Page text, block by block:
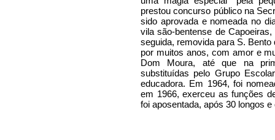
prestou concurso público na
sido aprovada e nomeada no
vila são-bentense de
seguida, removida para S.
por muitos anos, com amor e
Dom Moura, até que na
substituídas pelo Grupo
educadora. Em 1964, foi
em 1966, exerceu as funções
foi aposentada, após 30 longos